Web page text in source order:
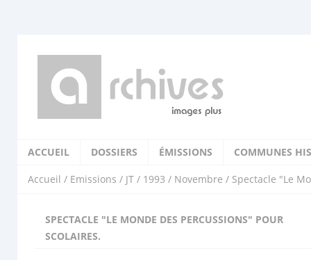
ACCUEIL DOSSIERS ÉMISSIONS COMMUNES
Accueil / Emissions / JT / 1993 / Novembre / Spectacle "Le
SPECTACLE "LE MONDE DES PERCUSSIONS" POUR
SCOLAIRES.